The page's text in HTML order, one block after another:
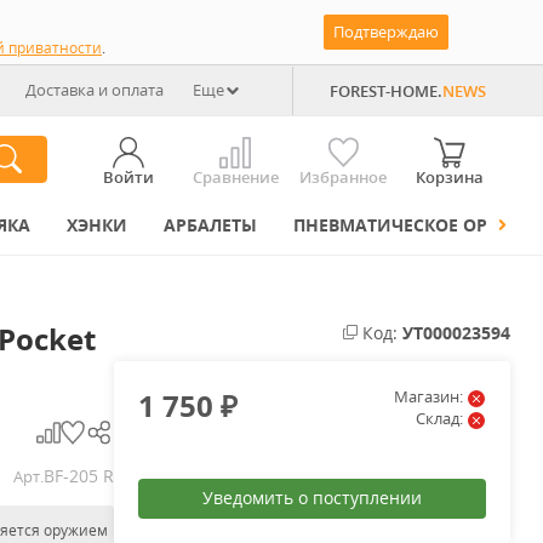
приватности.
Подтверждаю
Доставка и оплата Еще FOREST-HOME.NEWS
Войти Сравнение Избранное Корзина
ХЭНКИ АРБАЛЕТЫ ПНЕВМАТИЧЕСКОЕ ОРУЖИЕ
Арт.BF-205 R
оружием
Код: УТ000023594
1 750₽
Магазин:
Склад:
Уведомить о поступлении